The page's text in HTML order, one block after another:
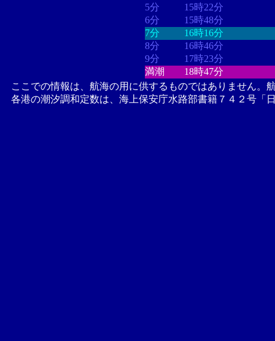
5分
15時22分
6分
15時48分
7分
16時16分
8分
16時46分
9分
17時23分
満潮
18時47分
ここでの情報は、航海の用に供するものではありません。
各港の潮汐調和定数は、海上保安庁水路部書籍７４２号「